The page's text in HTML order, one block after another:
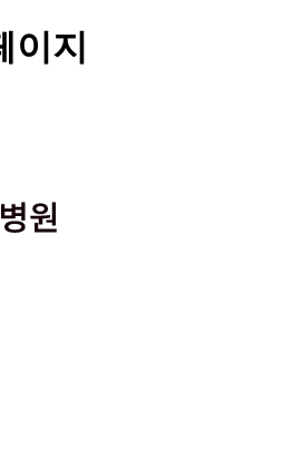
이지